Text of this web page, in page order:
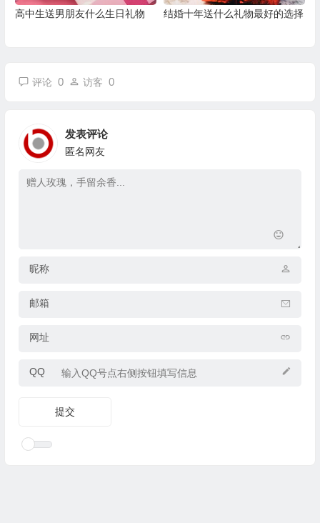
高中生送男朋友什么生日礼物 结婚十年送什么礼物最好的选择
评论 0 访客 0
发表评论
匿名网友
昵称
邮箱
网址
QQ